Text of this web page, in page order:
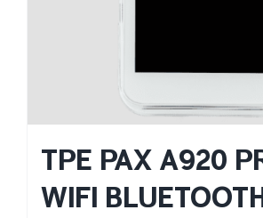
TPE PAX A920
WIFI